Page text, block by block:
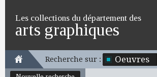
Les collections du département des
arts graphiques
Recherche sur : Oeuvres